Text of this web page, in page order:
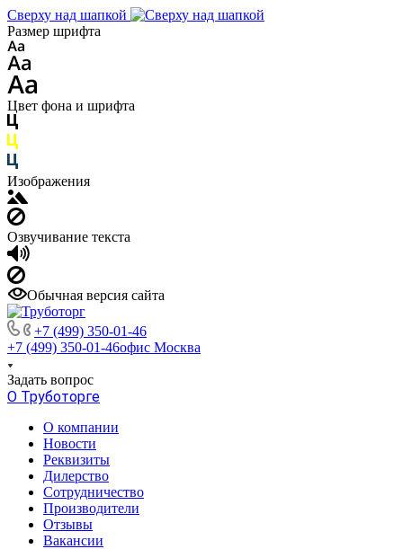
Сверху над шапкой
Размер шрифта
Цвет фона и шрифта
Изображения
Озвучивание текста
Обычная версия сайта
+7 (499) 350-01-46
+7 (499) 350-01-46офис Москва
Задать вопрос
О Труботорге
О компании
Новости
Реквизиты
Дилерство
Сотрудничество
Производители
Отзывы
Вакансии